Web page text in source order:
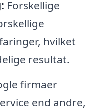
Forskellige
hvilket
resultat.
firmaer
end andre,